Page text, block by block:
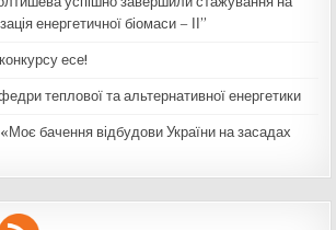
енергетичної біомаси – ІІ”
есе!
теплової та альтернативної енергетики
бачення відбудови України на засадах